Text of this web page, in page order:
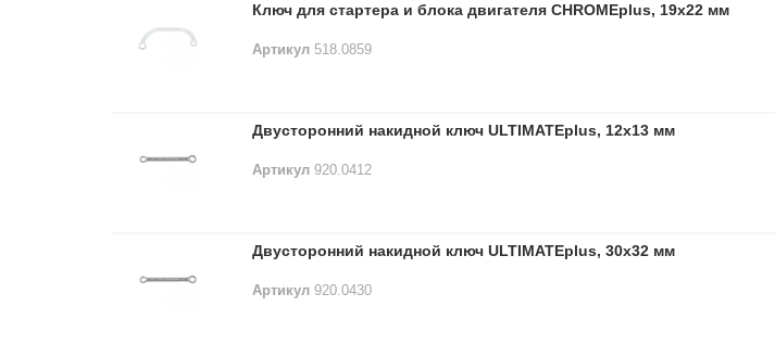
Ключ для стартера и блока двигателя CHROMEplus, 19х22 мм
Артикул 518.0859
Двусторонний накидной ключ ULTIMATEplus, 12x13 мм
Артикул 920.0412
Двусторонний накидной ключ ULTIMATEplus, 30x32 мм
Артикул 920.0430